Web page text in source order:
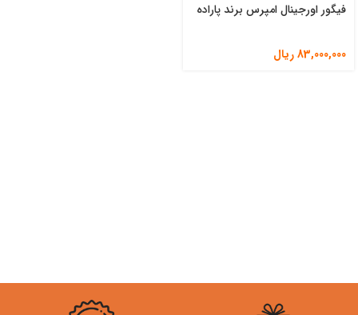
فیگور اورجینال امپرس برند پاراده
83,000,000ریال